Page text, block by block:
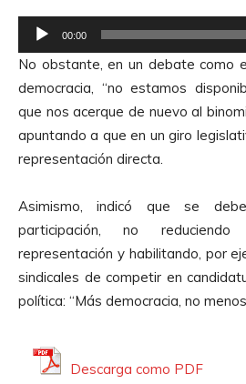
r
e
A
u
d
i
e
p
r
o
d
u
t
o
r
d
e
00:00
No obstante, en un debate como
democracia, “no estamos
que nos acerque de nuevo al
apuntando a que en un giro
representación directa.
Asimismo, indicó que se
participación, no
representación y habilitando, por
sindicales de competir en
política: “Más democracia, no
Descarga como PDF